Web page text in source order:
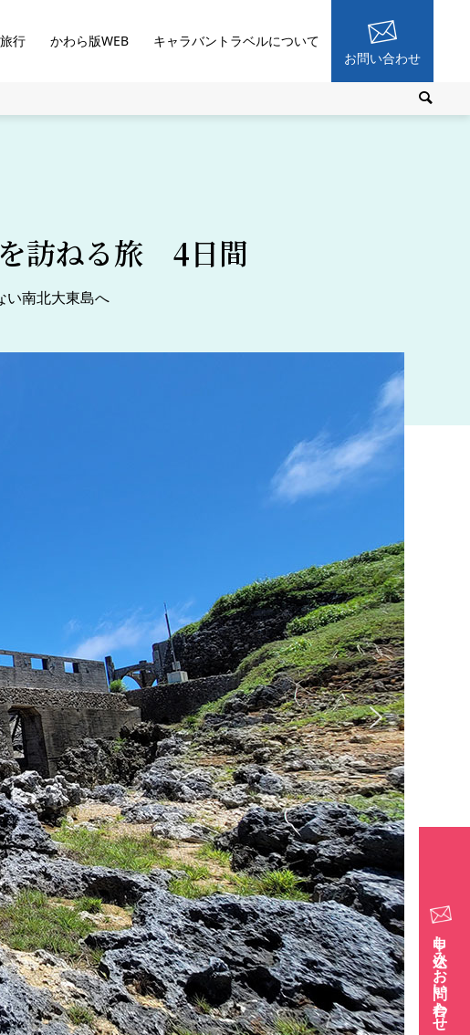
行 かわら版WEB
キャラバントラベルについて
お問い合わせ
訪ねる旅 4日間
南北大東島へ
申し込み・お問い合わせ